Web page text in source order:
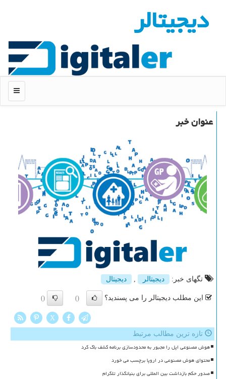
دیجیتالر
منو
عنوان خبر
تگهای خبر: دیجیتالر دیجیتال
این مطلب دیجیتالر را می پسندید؟ ()
()
X
تازه ترین مطالب مرتبط
هوش مصنوعی اپل را مجبور به محدودسازی برنامه کشف باگ کرد
محتوای هوش مصنوعی در اروپا برچسب می خورد
صدور حکم بازداشت بین المللی برای بنیانگذار تلگرام